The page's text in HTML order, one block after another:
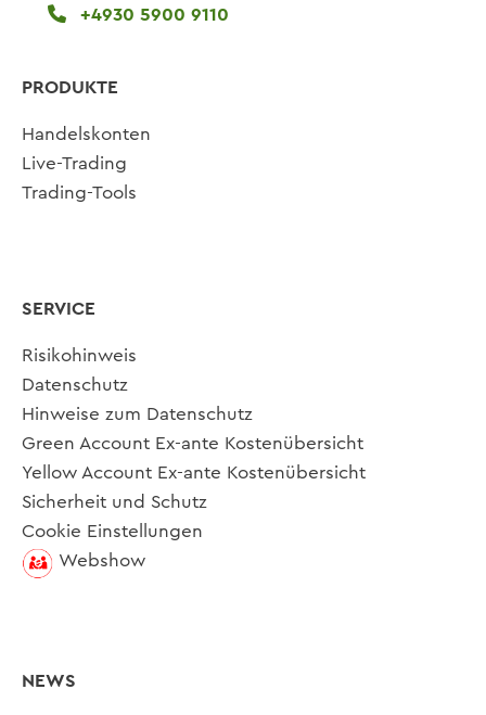
+4930 5900 9110
PRODUKTE
Handelskonten
Live-Trading
Trading-Tools
SERVICE
Risikohinweis
Datenschutz
Hinweise zum Datenschutz
Green Account Ex-ante Kostenübersicht
Yellow Account Ex-ante Kostenübersicht
Sicherheit und Schutz
Cookie Einstellungen
Webshow
NEWS